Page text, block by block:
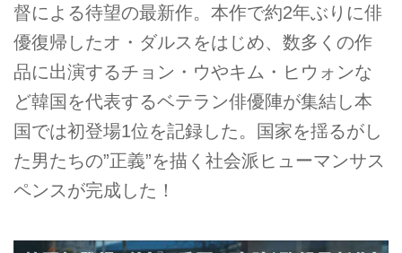
督による待望の最新作。本作で約2年ぶりに俳
優復帰したオ・ダルスをはじめ、数多くの作
品に出演するチョン・ウやキム・ヒウォンな
ど韓国を代表するベテラン俳優陣が集結し本
国では初登場1位を記録した。国家を揺るがし
た男たちの”正義”を描く社会派ヒューマンサス
ペンスが完成した！